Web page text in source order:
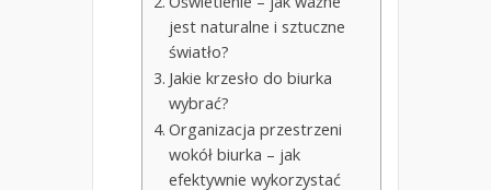
jest naturalne i sztuczne
światło?
Jakie krzesło do biurka
wybrać?
Organizacja przestrzeni
wokół biurka – jak
efektywnie wykorzystać